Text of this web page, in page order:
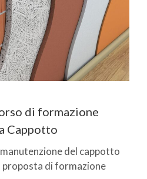
di formazione
Cappotto
del cappotto
proposta di formazione